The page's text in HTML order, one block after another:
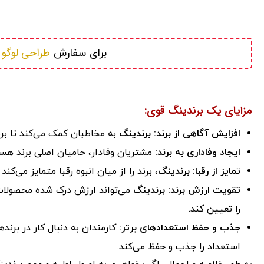
برای سفارش طراحی لوگو
مزایای یک برندینگ قوی:
افزایش آگاهی از برند: برندینگ به مخاطبان کمک می‌کند تا
ایجاد وفاداری به برند: مشتریان وفادار، حامیان اصلی برند
تمایز از رقبا: برندینگ، برند را از میان انبوه رقبا متمایز
تقویت ارزش برند: برندینگ می‌تواند ارزش درک شده
را تعیین کند.
جذب و حفظ استعدادهای برتر: کارمندان به دنبال کار در
استعداد را جذب و حفظ می‌کند.